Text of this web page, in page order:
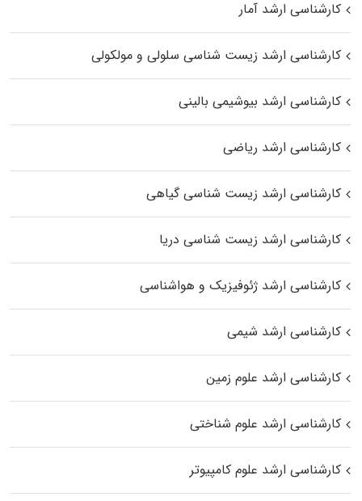
کارشناسی ارشد آمار
کارشناسی ارشد زیست شناسی سلولی و مولکولی
کارشناسی ارشد بیوشیمی بالینی
کارشناسی ارشد ریاضی
کارشناسی ارشد زیست‌ شناسی گیاهی
کارشناسی ارشد زیست‌ شناسی دریا
کارشناسی ارشد ژئوفیزیک و هواشناسی
کارشناسی ارشد شیمی
کارشناسی ارشد علوم زمین
کارشناسی ارشد علوم شناختی
کارشناسی ارشد علوم کامپیوتر